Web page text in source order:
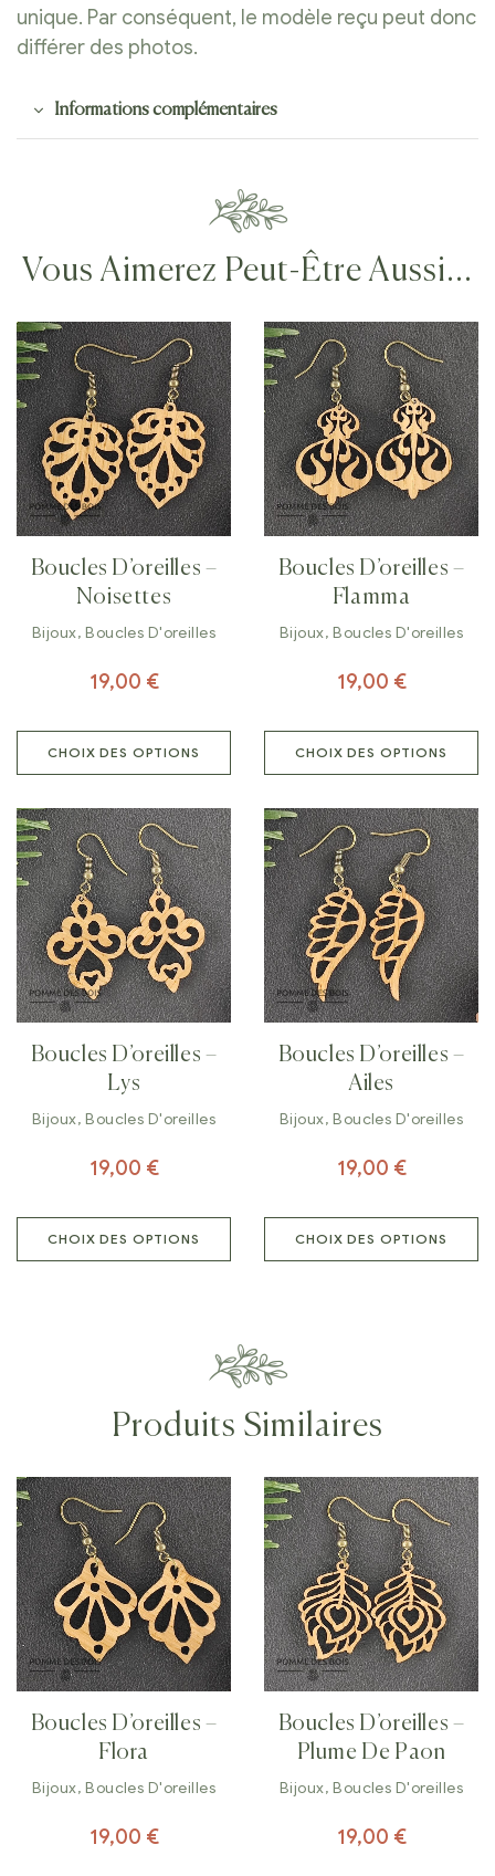
unique. Par conséquent, le modèle reçu peut donc
différer des photos.
Informations complémentaires
Vous Aimerez Peut-Être Aussi…
Boucles D’oreilles –
Noisettes
Bijoux,Boucles D'oreilles
19,00 €
CHOIX DES OPTIONS
Boucles D’oreilles –
Flamma
Bijoux,Boucles D'oreilles
19,00 €
CHOIX DES OPTIONS
Boucles D’oreilles –
Lys
Bijoux,Boucles D'oreilles
19,00 €
CHOIX DES OPTIONS
Boucles D’oreilles –
Ailes
Bijoux,Boucles D'oreilles
19,00 €
CHOIX DES OPTIONS
Produits Similaires
Boucles D’oreilles –
Flora
Bijoux,Boucles D'oreilles
19,00 €
Boucles D’oreilles –
Plume De Paon
Bijoux,Boucles D'oreilles
19,00 €